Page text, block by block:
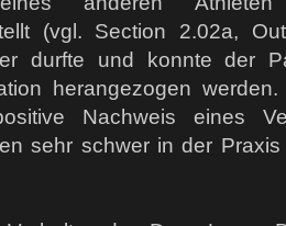
(vgl. Section 2.02a,
durfte und konnte der
herangezogen
Nachweis eines
sehr schwer in der